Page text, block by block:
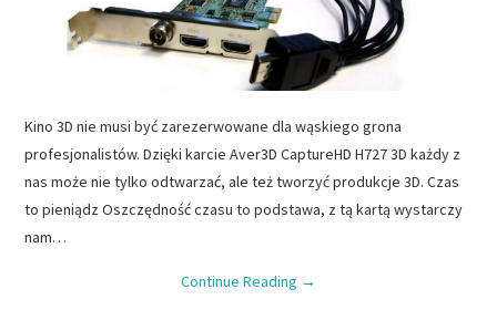
Kino 3D nie musi być zarezerwowane dla wąskiego grona
profesjonalistów. Dzięki karcie Aver3D CaptureHD H727 3D każdy z
nas może nie tylko odtwarzać, ale też tworzyć produkcje 3D. Czas
to pieniądz Oszczędność czasu to podstawa, z tą kartą wystarczy
nam…
Continue Reading →